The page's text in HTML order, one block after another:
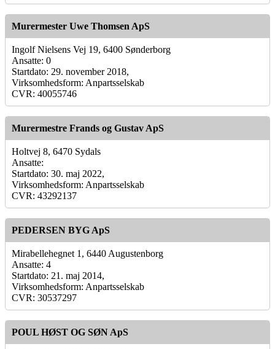
Murermester Uwe Thomsen ApS
Ingolf Nielsens Vej 19, 6400 Sønderborg
Ansatte: 0
Startdato: 29. november 2018,
Virksomhedsform: Anpartsselskab
CVR: 40055746
Murermestre Frands og Gustav ApS
Holtvej 8, 6470 Sydals
Ansatte:
Startdato: 30. maj 2022,
Virksomhedsform: Anpartsselskab
CVR: 43292137
PEDERSEN BYG ApS
Mirabellehegnet 1, 6440 Augustenborg
Ansatte: 4
Startdato: 21. maj 2014,
Virksomhedsform: Anpartsselskab
CVR: 30537297
POUL HØST OG SØN ApS